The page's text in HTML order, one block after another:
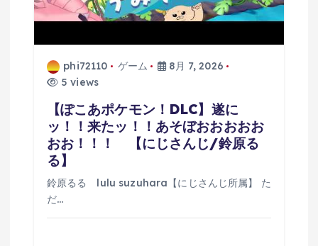
phi72110 ゲーム
8月 7, 2026
5 views
【ぽこあポケモン！DLC】遂に
ッ！！来たッ！！あそぼおおおおお
おお！！！ 【にじさんじ/鈴原る
る】
鈴原るる lulu suzuhara【にじさんじ所属】 た
だ…